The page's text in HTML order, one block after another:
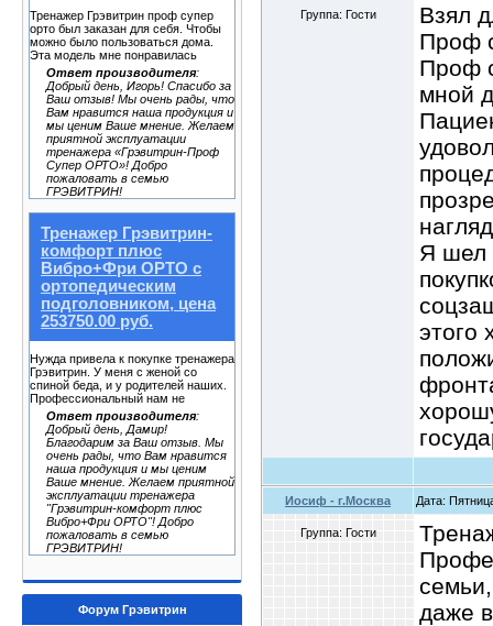
Тренажер Грэвитрин проф супер
орто был заказан для себя. Чтобы
можно было пользоваться дома.
Эта модель мне понравилась
Ответ производителя:
Добрый день, Игорь! Спасибо за
Ваш отзыв! Мы очень рады, что
Вам нравится наша продукция и
мы ценим Ваше мнение. Желаем
приятной эксплуатации
тренажера «Грэвитрин-Проф
Супер ОРТО»! Добро
пожаловать в семью
ГРЭВИТРИН!
Тренажер Грэвитрин-
комфорт плюс
Вибро+Фри ОРТО с
ортопедическим
подголовником, цена
253750.00 руб.
Нужда привела к покупке тренажера
Грэвитрин. У меня с женой со
спиной беда, и у родителей наших.
Профессиональный нам не
Ответ производителя:
Добрый день, Дамир!
Благодарим за Ваш отзыв. Мы
очень рады, что Вам нравится
наша продукция и мы ценим
Ваше мнение. Желаем приятной
эксплуатации тренажера
"Грэвитрин-комфорт плюс
Вибро+Фри ОРТО"! Добро
пожаловать в семью
ГРЭВИТРИН!
Форум Грэвитрин
Группа: Гости
Взял
Проф
Проф
мной
Я шел
этого
Иосиф - г.Москва Дата:
Группа: Гости
даже